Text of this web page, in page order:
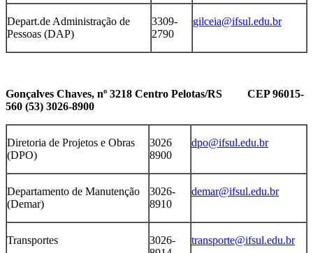
Depart.de Administração de
Pessoas (DAP)
3309-
2790
gilceia@ifsul.edu.br
Gonçalves Chaves, nº 3218 Centro Pelotas/RS CEP 96015-
560 (53) 3026-8900
Diretoria de Projetos e Obras
(DPO)
3026
8900
dpo@ifsul.edu.br
Departamento de Manutenção
(Demar)
3026-
8910
demar@ifsul.edu.br
Transportes
3026-
transporte@ifsul.edu.br